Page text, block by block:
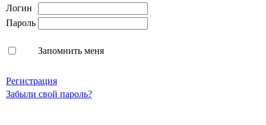
Логин
Пароль
Запомнить меня
Регистрация
Забыли свой пароль?